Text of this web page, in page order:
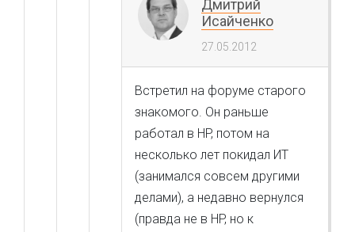
Дмитрий
Исайченко
27.05.2012
Встретил на форуме старого
знакомого. Он раньше
работал в HP, потом на
несколько лет покидал ИТ
(занимался совсем другими
делами), а недавно вернулся
(правда не в HP, но к